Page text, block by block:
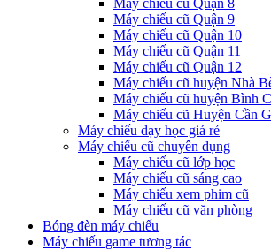
Máy chiếu cũ Quận 9
Máy chiếu cũ Quận 10
Máy chiếu cũ Quận 11
Máy chiếu cũ Quận 12
Máy chiếu cũ huyện Nhà
Máy chiếu cũ huyện Bình
Máy chiếu cũ Huyện Cần
Máy chiếu dạy học giá rẻ
Máy chiếu cũ chuyên dụng
Máy chiếu cũ lớp học
Máy chiếu cũ sáng cao
Máy chiếu xem phim cũ
Máy chiếu cũ văn phòng
Bóng đèn máy chiếu
Máy chiếu game tương tác